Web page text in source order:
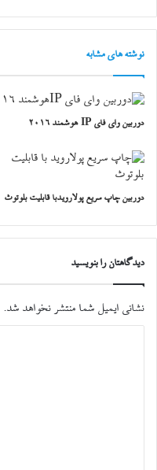
نوشته های مشابه
دوربین وای فای IP هوشمند 2016
دوربین چاپ سریع پولارویدبا قابلیت بلوتوث
دیدگاهتان را بنویسید
نشانی ایمیل شما منتشر نخواهد شد.